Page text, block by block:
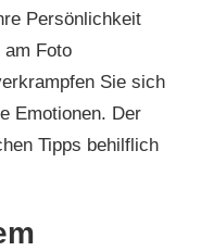
Persönlichkeit
am Foto
Sie sich
Emotionen. Der
Tipps behilflich